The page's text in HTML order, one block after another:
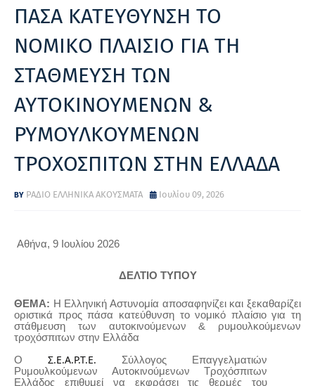
ΠΑΣΑ ΚΑΤΕΥΘΥΝΣΗ ΤΟ
ΝΟΜΙΚΟ ΠΛΑΙΣΙΟ ΓΙΑ ΤΗ
ΣΤΑΘΜΕΥΣΗ ΤΩΝ
ΑΥΤΟΚΙΝΟΥΜΕΝΩΝ &
ΡΥΜΟΥΛΚΟΥΜΕΝΩΝ
ΤΡΟΧΟΣΠΙΤΩΝ ΣΤΗΝ ΕΛΛΑΔΑ
ΡΑΔΙΟ ΕΛΛΗΝΙΚΑ ΑΚΟΥΣΜΑΤΑ Ιουλίου 09, 2026
Αθήνα, 9 Ιουλίου 2026
ΔΕΛΤΙΟ ΤΥΠΟΥ
ΘΕΜΑ: Η Ελληνική Αστυνομία αποσαφηνίζει και ξεκαθαρίζει
οριστικά προς πάσα κατεύθυνση το νομικό πλαίσιο για τη
στάθμευση των αυτοκινούμενων & ρυμουλκούμενων
τροχόσπιτων στην Ελλάδα
Ο Σ.Ε.Α.Ρ.Τ.Ε.
Σύλλογος Επαγγελματιών
Ρυμουλκούμενων Αυτοκινούμενων Τροχόσπιτων
Ελλάδος επιθυμεί να εκφράσει τις θερμές του